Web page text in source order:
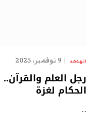
الهدهد 9 نوفمبر، 2025
رجل العلم
الحكام لغزة
…